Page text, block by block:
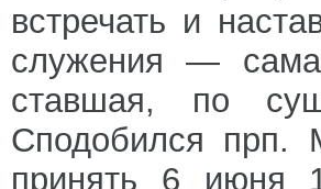
встречать и
служения —
ставшая, по
Сподобился прп.
принять 6 июня